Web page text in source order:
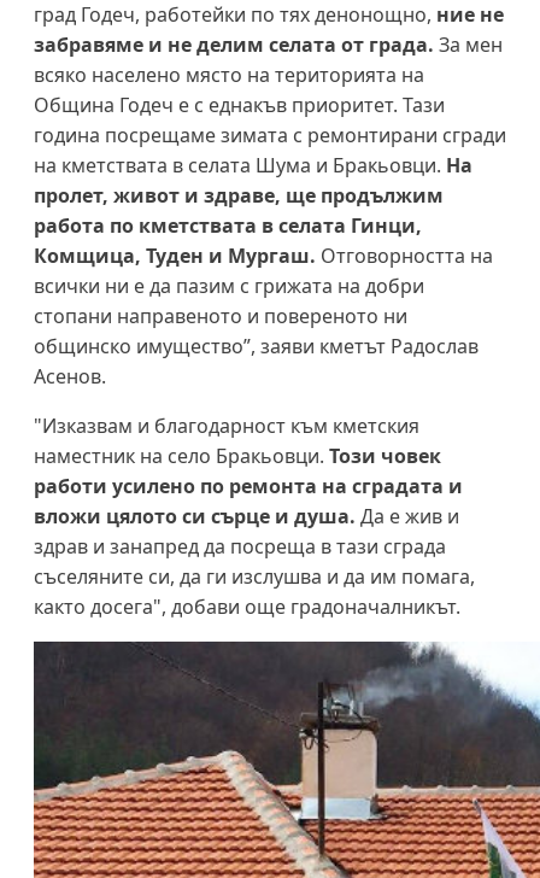
град Годеч, работейки по тях денонощно, ние не
забравяме и не делим селата от града. За мен
всяко населено място на територията на
Община Годеч е с еднакъв приоритет. Тази
година посрещаме зимата с ремонтирани сгради
на кметствата в селата Шума и Бракьовци. На
пролет, живот и здраве, ще продължим
работа по кметствата в селата Гинци,
Комщица, Туден и Мургаш. Отговорността на
всички ни е да пазим с грижата на добри
стопани направеното и повереното ни
общинско имущество”, заяви кметът Радослав
Асенов.
"Изказвам и благодарност към кметския
наместник на село Бракьовци. Този човек
работи усилено по ремонта на сградата и
вложи цялото си сърце и душа. Да е жив и
здрав и занапред да посреща в тази сграда
съселяните си, да ги изслушва и да им помага,
както досега", добави още градоначалникът.